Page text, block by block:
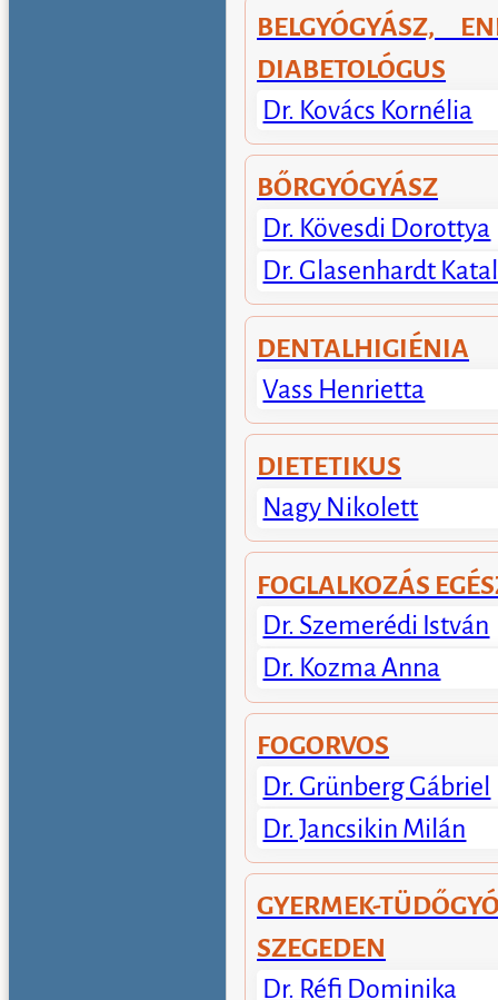
BELGYÓGYÁSZ,
DIABETOLÓGUS
Dr. Kovács Kornélia
BŐRGYÓGYÁSZ
Dr. Kövesdi Dorottya
Dr. Glasenhardt
DENTALHIGIÉNIA
Vass Henrietta
DIETETIKUS
Nagy Nikolett
FOGLALKOZÁS
Dr. Szemerédi István
Dr. Kozma Anna
FOGORVOS
Dr. Grünberg Gábriel
Dr. Jancsikin Milán
GYERMEK-
SZEGEDEN
Dr. Réfi Dominika